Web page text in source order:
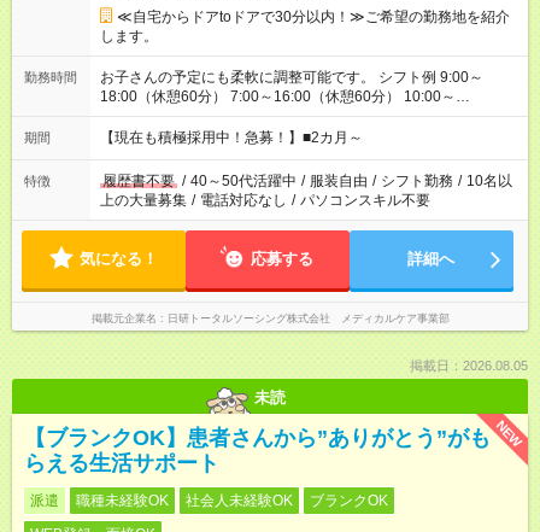
≪自宅からドアtoドアで30分以内！≫ご希望の勤務地を紹介
します。
勤務時間
お子さんの予定にも柔軟に調整可能です。 シフト例 9:00～
18:00（休憩60分） 7:00～16:00（休憩60分） 10:00～
19:00（休憩60分） ※Wワーク希望の方へ 今ご覧のお仕事で希
望する勤務時間と、もう1つのお仕事の勤務時間の合計が 週40
期間 【現在も積極採用中！急募！】■2カ月～
特徴 履歴書不要 / 40～50代活躍中 / 服装自由 / シフト勤務 / 10名以
上の大量募集 / 電話対応なし / パソコンスキル不要
気になる！ 応募する 詳細へ
掲載元企業名 日研トータルソーシング株式会社 メディカルケア事業部
掲載日：2026.08.05
未読
NEW
【ブランクOK】患者さんから”ありがとう”がも
らえる生活サポート
派遣 職種未経験OK 社会人未経験OK
ブランクOK